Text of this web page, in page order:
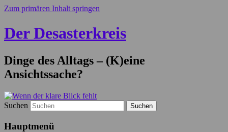
Zum primären Inhalt springen
Der Desasterkreis
Dinge des Alltags – (K)eine
Ansichtssache?
Suchen
Hauptmenü